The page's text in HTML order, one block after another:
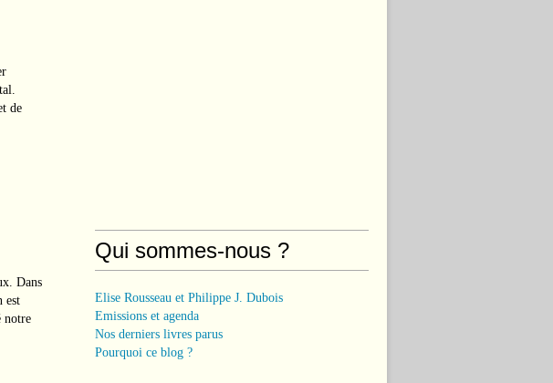
de
Dans
est
notre
Qui sommes-nous ?
Elise Rousseau et Philippe J. Dubois
Emissions et agenda
Nos derniers livres parus
Pourquoi ce blog ?